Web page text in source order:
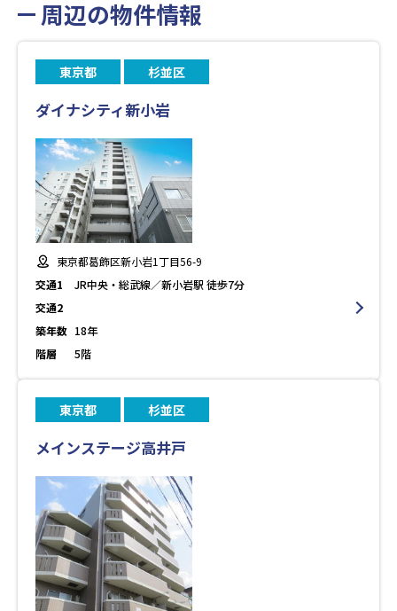
周辺の物件情報
東京都 杉並区
ダイナシティ新小岩
東京都葛飾区新小岩1丁目56-9
交通1
JR中央・総武線／新小岩駅 徒歩7分
交通2
築年数 18年
階層
5階
東京都 杉並区
メインステージ高井戸